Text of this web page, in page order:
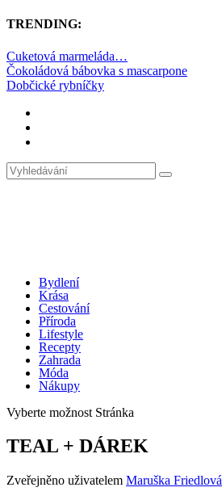
TRENDING:
Cuketová marmeláda…
Čokoládová bábovka s mascarpone
Dobčické rybníčky
Bydlení
Krása
Cestování
Příroda
Lifestyle
Recepty
Zahrada
Móda
Nákupy
Vyberte možnost Stránka
TEAL + DÁREK
Zveřejněno uživatelem Maruška Friedlová